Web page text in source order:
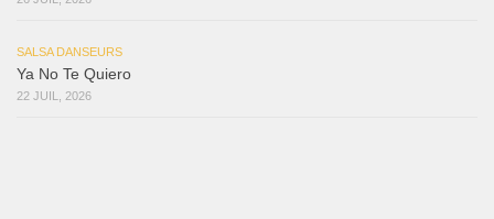
SALSA DANSEURS
Ya No Te Quiero
22 JUIL, 2026